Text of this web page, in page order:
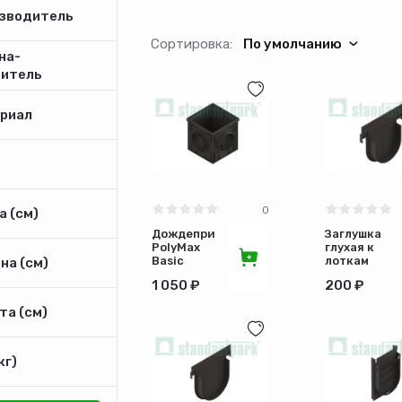
(см)
(см)
(см)
Сортировка: По умолчанию
0
Дождеприемник
PolyMax
Basic
ПП
1 050 ₽
Заглушка
глухая к
лоткам
ЗГЛВ-
200 ₽